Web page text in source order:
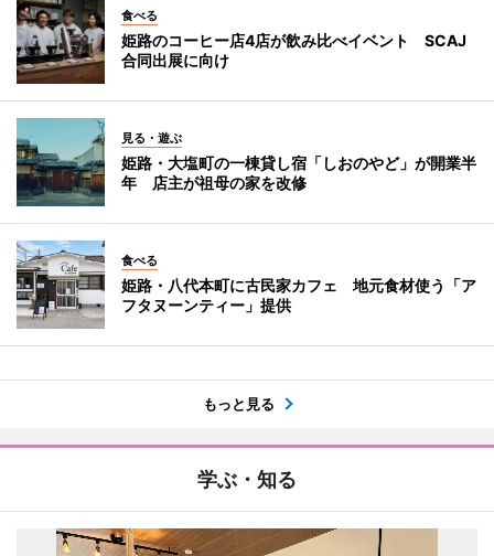
食べる
姫路のコーヒー店4店が飲み比べイベント SCAJ
合同出展に向け
見る・遊ぶ
姫路・大塩町の一棟貸し宿「しおのやど」が開業半
年 店主が祖母の家を改修
食べる
姫路・八代本町に古民家カフェ 地元食材使う「ア
フタヌーンティー」提供
もっと見る
学ぶ・知る